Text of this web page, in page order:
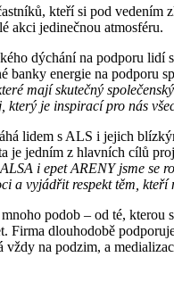
kteří si pod
akci jedinečnou atmosféru.
dýchání na podporu
energie na
mají skutečný
je inspirací pro nás
lidem s ALS i jejich
je jedním z hlavních cílů
i epet ARENY jsme se
a vyjádřit respekt těm,
podob – od té,
Firma dlouhodobě
na podzim, a